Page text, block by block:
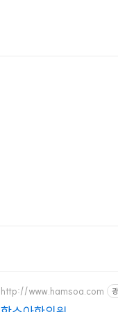
http://www.hamsoa.com